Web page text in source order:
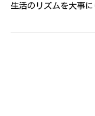
生活のリズムを大事に